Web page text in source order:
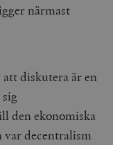
närmast
diskutera är en
den ekonomiska
var decentralism